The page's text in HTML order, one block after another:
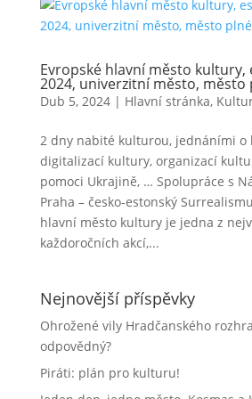
Evropské hlavní město kultury,
2024, univerzitní město, město
Dub 5, 2024| Hlavní stránka,
2 dny nabité kulturou, jednáními o
digitalizací kultury, organizací
pomoci Ukrajině, … Spolupráce s
Praha – česko-estonský
hlavní město kultury je jedna z
každoročních akcí,...
Nejnovější příspěvky
Ohrožené vily Hradčanského
odpovědný?
Piráti: plán pro kulturu!